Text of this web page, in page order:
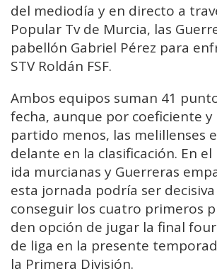
del mediodía y en directo a
Popular Tv de Murcia, las
pabellón Gabriel Pérez para
STV Roldán FSF.
Ambos equipos suman 41
fecha, aunque por coeficiente y
partido menos, las melillenses
delante en la clasificación. En
ida murcianas y Guerreras
esta jornada podría ser
conseguir los cuatro primeros
den opción de jugar la final
de liga en la presente
la Primera División.